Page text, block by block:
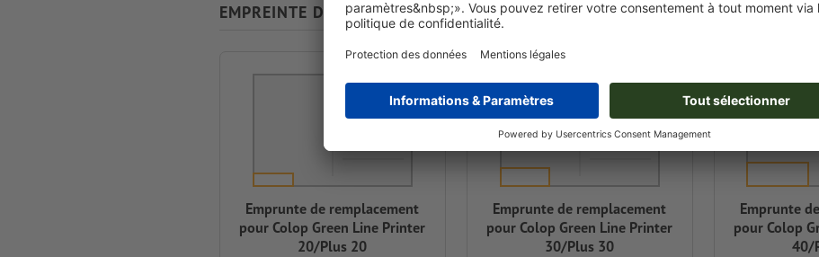
EMPREINTE DE REMPLACEMENT POUR SYSTÈME
Emprunte de remplacement
pour Colop Green Line Printer
20/Plus 20
Emprunte de remplacement
pour Colop Green Line Printer
30/Plus 30
Emprunte
pour Colop
40/